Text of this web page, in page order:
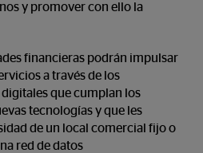
y promover con ello la
financieras podrán impulsar
a través de los
que cumplan los
tecnologías y que les
de un local comercial fijo o
red de datos